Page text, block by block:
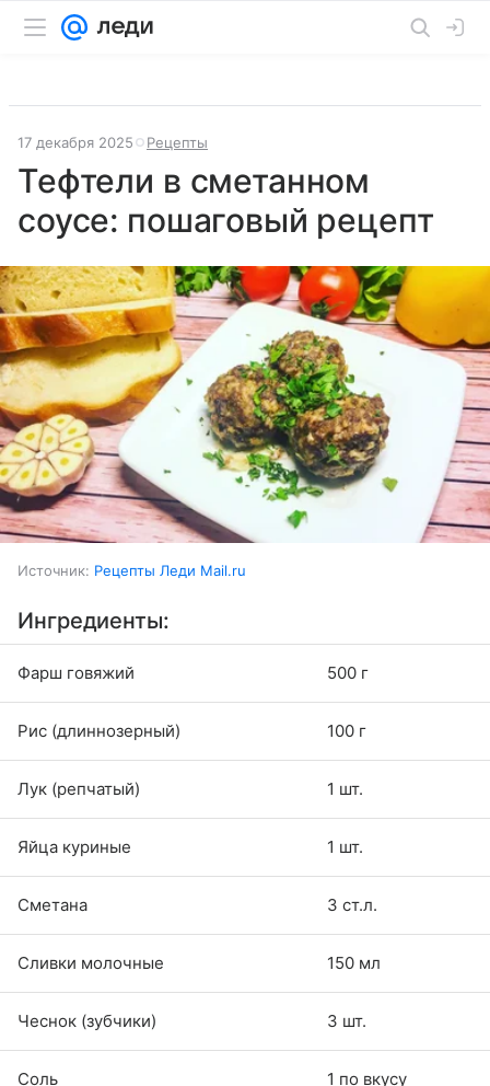
17 декабря 2025 Рецепты
Тефтели в сметанном
соусе: пошаговый рецепт
Источник: Рецепты Леди Mail.ru
Ингредиенты:
Фарш говяжий 500 г
Рис (длиннозерный) 100 г
Лук (репчатый) 1 шт.
Яйца куриные 1 шт.
Сметана 3 ст.л.
Сливки молочные 150 мл
Чеснок (зубчики) 3 шт.
Соль 1 по вкусу